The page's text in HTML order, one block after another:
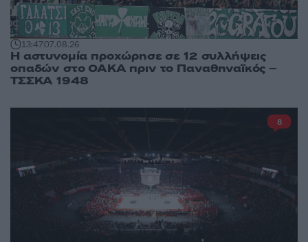
13:4707.08.26
Η αστυνομία προχώρησε σε 12 συλλήψεις
οπαδών στο ΟΑΚΑ πριν το Παναθηναϊκός –
ΤΣΣΚΑ 1948
8